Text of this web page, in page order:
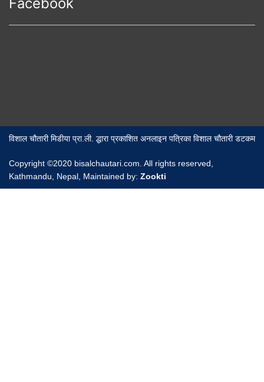
विशाल चौतारी मिडीया प्रा.ली. द्धारा प्रकाशित अनलाइन पत्रिका विशाल चौतारी डटकम
Copyright ©2020 bisalchautari.com. All rights reserved,
Kathmandu, Nepal, Maintained by: Zookti